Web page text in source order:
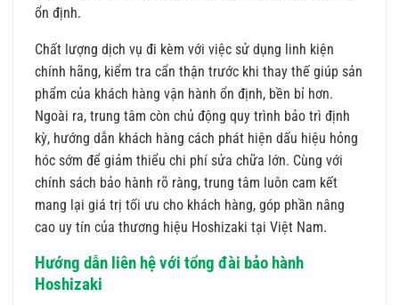
ổn định.
Chất lượng dịch vụ đi kèm với việc sử dụng linh kiện
chính hãng, kiểm tra cẩn thận trước khi thay thế giúp sản
phẩm của khách hàng vận hành ổn định, bền bỉ hơn.
Ngoài ra, trung tâm còn chủ động quy trình bảo trì định
kỳ, hướng dẫn khách hàng cách phát hiện dấu hiệu hỏng
hóc sớm để giảm thiểu chi phí sửa chữa lớn. Cùng với
chính sách bảo hành rõ ràng, trung tâm luôn cam kết
mang lại giá trị tối ưu cho khách hàng, góp phần nâng
cao uy tín của thương hiệu Hoshizaki tại Việt Nam.
Hướng dẫn liên hệ với tổng đài bảo hành
Hoshizaki